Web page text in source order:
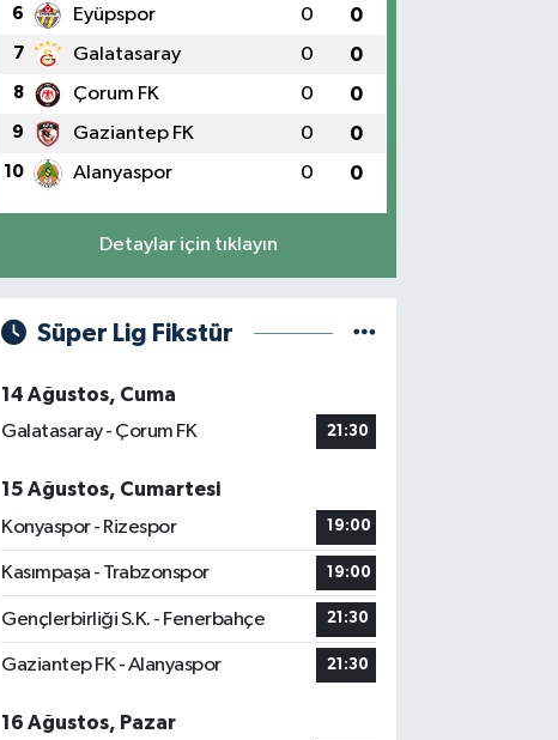
6 Eyüpspor 0 0
7 Galatasaray 0 0
8 Çorum FK 0 0
9 Gaziantep FK 0 0
10 Alanyaspor 0 0
Detaylar için tıklayın
Süper Lig Fikstür
14 Ağustos, Cuma
Galatasaray - Çorum FK
21:30
15 Ağustos, Cumartesi
Konyaspor - Rizespor
19:00
Kasımpaşa - Trabzonspor 19:00
Gençlerbirliği S.K. - Fenerbahçe 21:30
Gaziantep FK - Alanyaspor 21:30
16 Ağustos, Pazar